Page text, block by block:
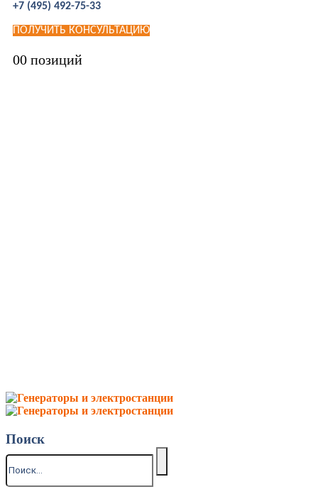
+7 (495) 492-75-33
ПОЛУЧИТЬ КОНСУЛЬТАЦИЮ
00 позиций
Поиск